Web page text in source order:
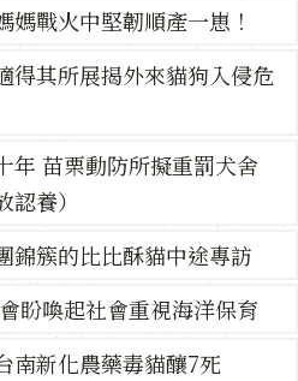
戰火中堅韌順產一崽！
得其所展揭外來貓狗入侵危
年 苗栗動防所擬重罰犬舍
認養）
簇的比比酥貓中途專訪
盼喚起社會重視海洋保育
南新化農藥毒貓釀7死